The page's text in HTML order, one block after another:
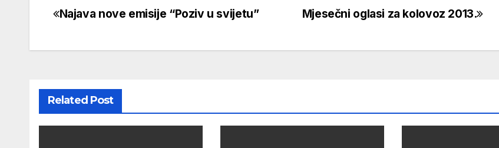
Navigacija
Mjesečni oglasi za kolovoz 2013.
Najava nove emisije “Poziv u svijetu”
Related Post